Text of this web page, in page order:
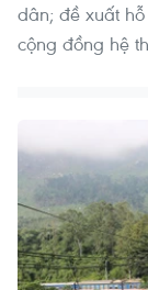
dân; đề xuất
cộng đồng hệ